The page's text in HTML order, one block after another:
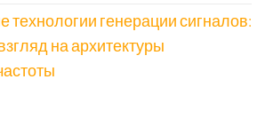
технологии генерации сигналов:
на архитектуры